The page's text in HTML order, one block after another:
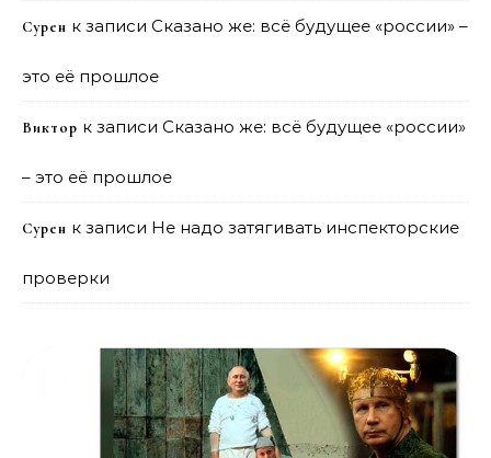
Сурен к записи Сказано же: всё будущее «россии» –
это её прошлое
Виктор к записи Сказано же: всё будущее «россии»
– это её прошлое
Сурен к записи Не надо затягивать инспекторские
проверки